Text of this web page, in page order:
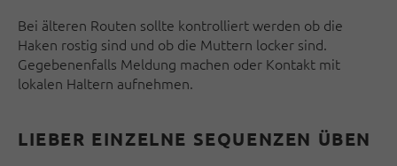
Bei älteren Routen sollte kontrolliert werden ob die
Haken rostig sind und ob die Muttern locker sind.
Gegebenenfalls Meldung machen oder Kontakt mit
lokalen Haltern aufnehmen.
LIEBER EINZELNE SEQUENZEN ÜBEN